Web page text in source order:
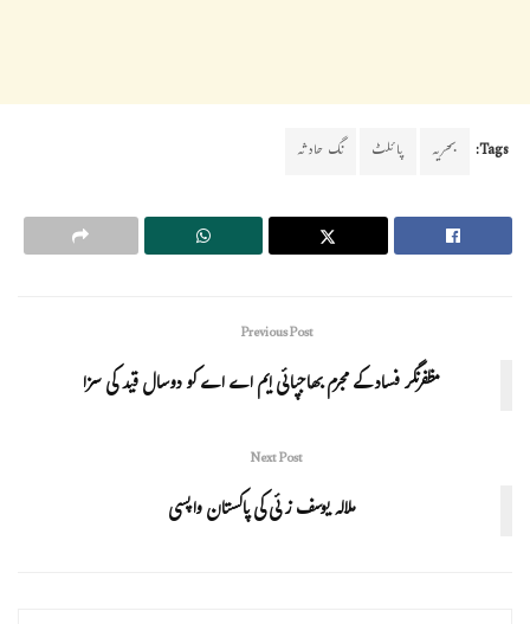
Tags: بحریہ پائلٹ نگ حادثہ
Previous Post
مظفرنگر فساد کے مجرم بھاجپائی ایم اے اے کو دوسال قید کی سزا
Next Post
ملالہ یوسف زئی کی پاکستان واپسی